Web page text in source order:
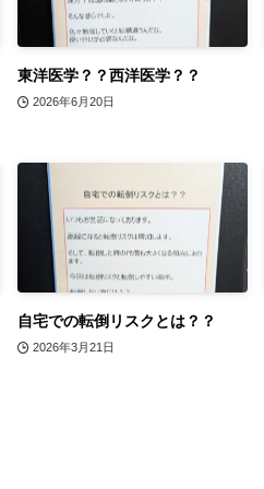
東洋医学？？西洋医学？？
2026年6月20日
自宅での転倒リスクとは？？
2026年3月21日